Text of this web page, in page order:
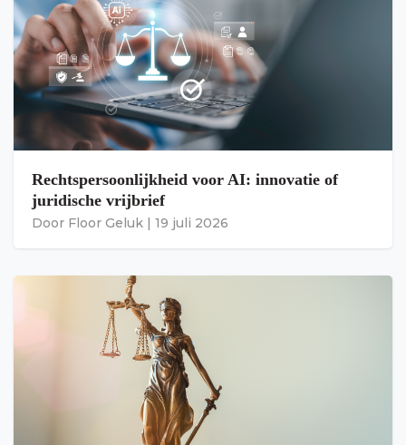
Rechtspersoonlijkheid voor AI: innovatie of
juridische vrijbrief
Door Floor Geluk | 19 juli 2026